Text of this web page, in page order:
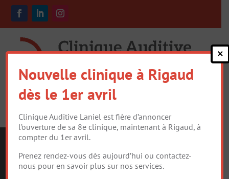
LE RÔLE DE
Nouvelle clinique à Rigaud
dès le 1er avril
Clinique Auditive Laniel est fière d’annoncer
l’ouverture de sa 8e clinique, maintenant à Rigaud, à
compter du 1er avril.
Prenez rendez-vous dès aujourd’hui ou contactez-
nous pour en savoir plus sur nos services.
×